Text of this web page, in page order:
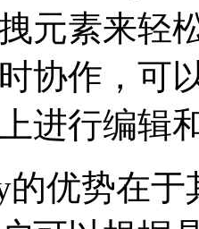
元素来轻
协作，可
进行编辑
的优势在